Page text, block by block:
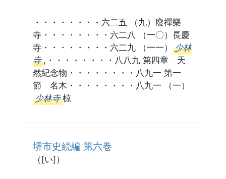
・・・・・・・・六二五 （九）廢禪樂
寺・・・・・・・・六二八 （一〇）長慶
寺・・・・・・・・六二九 （一一） 少林
寺 ,・・・・・・・・八八九 第四章 天
然紀念物・・・・・・・・八九一 第一
節 名木・・・・・・・・八九一 （一）
少林寺 椋
堺市史続編 第六巻
（[い]）